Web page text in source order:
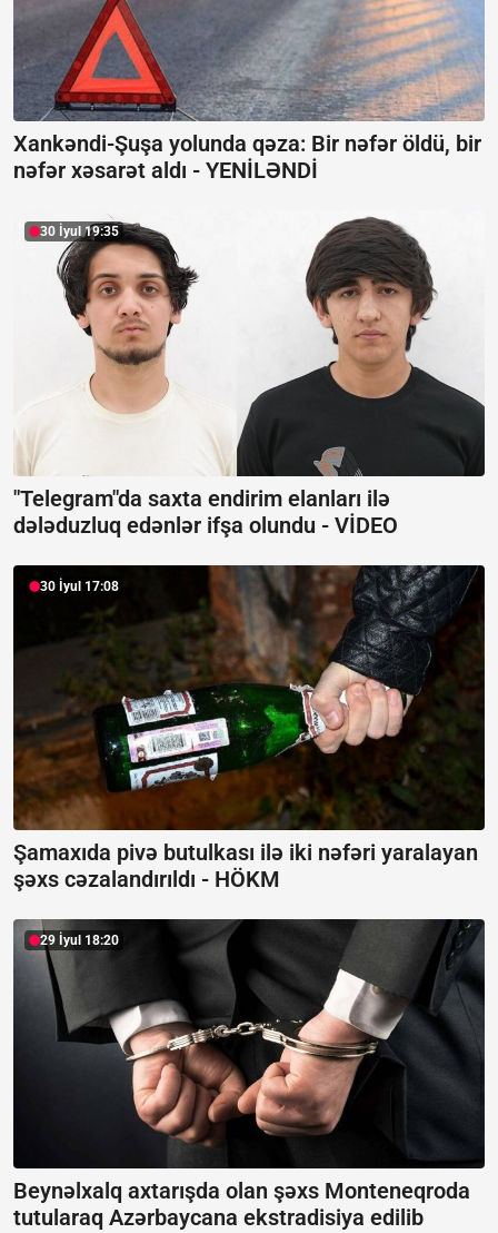
Xankəndi-Şuşa yolunda qəza: Bir nəfər öldü, bir
nəfər xəsarət aldı - YENİLƏNDİ
30 İyul 19:35
"Telegram"da saxta endirim elanları ilə
dələduzluq edənlər ifşa olundu - VİDEO
30 İyul 17:08
Şamaxıda pivə butulkası ilə iki nəfəri yaralayan
şəxs cəzalandırıldı - HÖKM
29 İyul 18:20
Beynəlxalq axtarışda olan şəxs Monteneqroda
tutularaq Azərbaycana ekstradisiya edilib